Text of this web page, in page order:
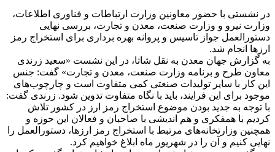
در نشستی با حضور معاونین وزارت ارتباطات و فناوری اطلاعات،
وزارت نیرو و وزارت صنعت، معدن و تجارت، بررسی نهایی
دستورالعمل جواز تاسیس و پروانه بهره برداری برای استخراج رمز
ارزها انجام شد.
به گزارش جهان معدن به نقل شاتا، در این نشست «سعید زرندی
معاون طرح و برنامه وزارت صنعت، معدن و تجارت» گفت: جنس
این کار با سایر تولیدات صنعتی کمی متفاوت است و چارچوب‌های
موجود برای این فرایند، باید با نگاه متفاوت تدوین شود. زرندی گفت:
با توجه به جدید بودن موضوع استخراج رمز ارز در کشور تلاش
کردیم با همفکری و هم اندیشی با صاحبان و فعالان این حوزه و
همچنین وزارتخانه‌های مرتبط با استخراج رمز ارزها، دستورالعمل را
نهایی کنیم و آن را در شهریور ماه ابلاغ خواهیم کرد.